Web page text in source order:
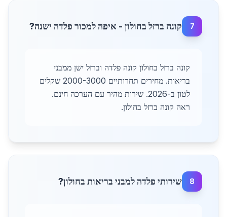
7 קונה ברזל בחולון - איפה למכור פלדה ישנה?
קונה ברזל בחולון קונה פלדה וברזל ישן ממבני
בריאות. מחירים תחרותיים 2000-3000 שקלים
לטון ב-2026. שירות מהיר עם הערכה חינם.
ראה קונה ברזל בחולון.
8 שירותי פלדה למבני בריאות בחולון?